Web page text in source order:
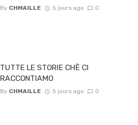
By CHMAILLE 5 jours ago 0
TUTTE LE STORIE CHÈ CI
RACCONTIAMO
By CHMAILLE 5 jours ago 0